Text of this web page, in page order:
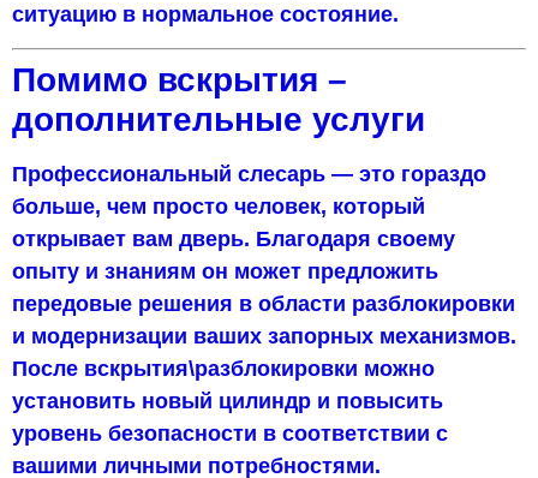
ситуацию в нормальное состояние.
Помимо вскрытия –
дополнительные услуги
Профессиональный слесарь — это гораздо
больше, чем просто человек, который
открывает вам дверь. Благодаря своему
опыту и знаниям он может предложить
передовые решения в области разблокировки
и модернизации ваших запорных механизмов.
После вскрытия\разблокировки можно
установить новый цилиндр и повысить
уровень безопасности в соответствии с
вашими личными потребностями.